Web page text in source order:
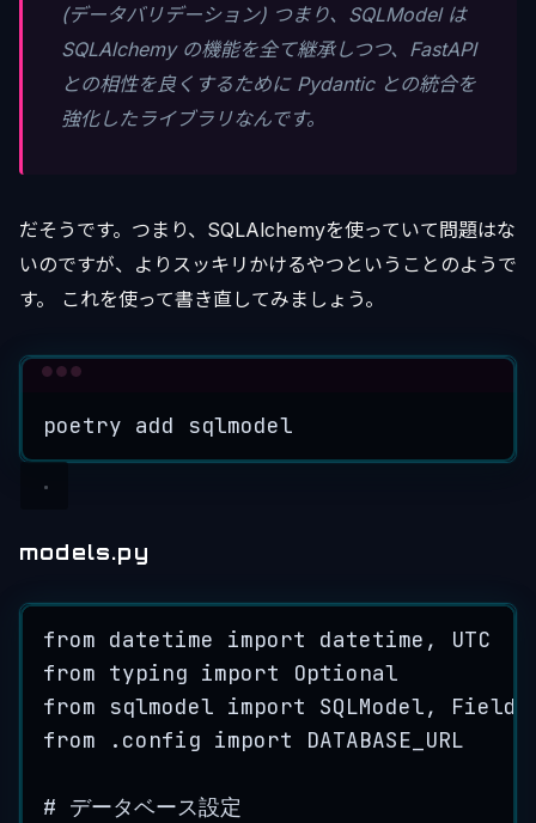
(データバリデーション) つまり、SQLModel は
SQLAlchemy の機能を全て継承しつつ、FastAPI
との相性を良くするために Pydantic との統合を
強化したライブラリなんです。
だそうです。つまり、SQLAlchemyを使っていて問題はな
いのですが、よりスッキリかけるやつということのようで
す。 これを使って書き直してみましょう。
poetry add sqlmodel
models.py
from datetime import datetime, UTC
from typing import Optional
from sqlmodel import SQLModel,
from .config import DATABASE_URL
# データベース設定